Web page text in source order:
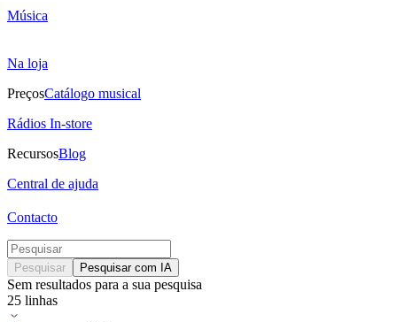
Música
Na loja
PreçosCatálogo musical
Rádios In-store
RecursosBlog
Central de ajuda
Contacto
Pesquisar Pesquisar com IA
Sem resultados para a sua pesquisa
25 linhas